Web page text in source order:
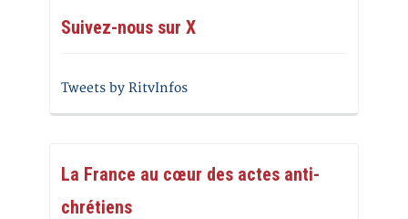
Suivez-nous sur X
Tweets by RitvInfos
La France au cœur des actes anti-
chrétiens